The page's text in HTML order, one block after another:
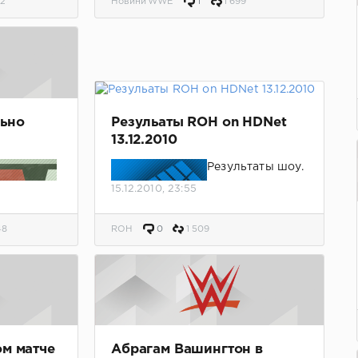
Новини WWE 1 1 699
Резульаты ROH on HDNet
13.12.2010
Результаты шоу.
15.12.2010, 23:55
ROH 0 1 509
матче
Абрагам Вашингтон в